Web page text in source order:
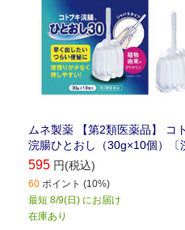
ムネ製薬 【第2類医薬品】 コ
浣腸ひとおし（30g×10個）〔
595 円(税込)
60 ポイント (10%)
最短 8/9(日) にお届け
在庫あり